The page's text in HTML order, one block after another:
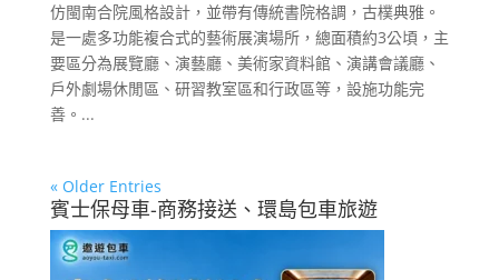
仿閩南合院風格設計，並帶有傳統書院格調，古樸典雅。
是一處多功能複合式的藝術展演場所，總面積約3公頃，主
要區分為展覽廳、演藝廳、美術家資料館、演講會議廳、
戶外劇場休閒區、研習教室區和行政區等，設施功能完
善。...
« Older Entries
賓士保母車-商務接送、環島包車旅遊